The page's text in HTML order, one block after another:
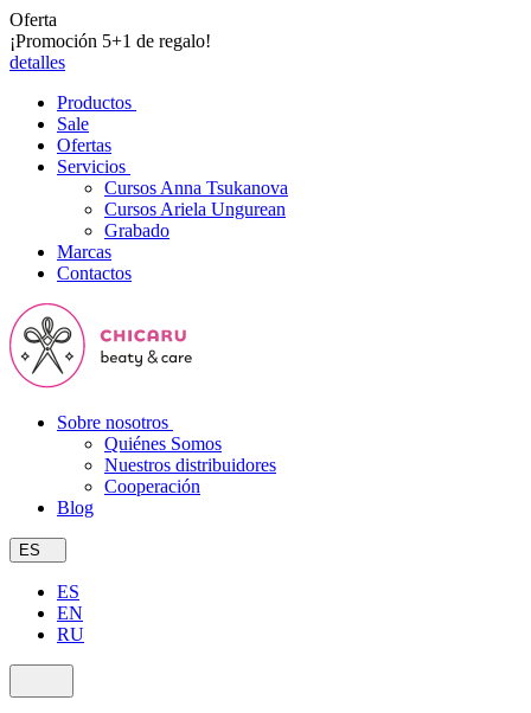
Oferta
¡Promoción 5+1 de regalo!
detalles
Productos
Sale
Ofertas
Servicios
Cursos Anna Tsukanova
Cursos Ariela Ungurean
Grabado
Marcas
Contactos
Sobre nosotros
Quiénes Somos
Nuestros distribuidores
Cooperación
Blog
ES
ES
EN
RU